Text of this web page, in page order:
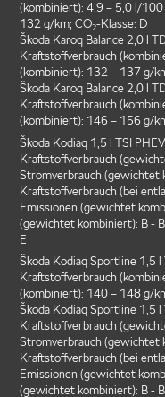
(kombiniert): 4,9 – 5,0 l/100
132 g/km; CO2-Klasse: D
Škoda Karoq Balance 2,0 l
Kraftstoffverbrauch
(kombiniert): 132 – 137 g/
Škoda Karoq Balance 2,0 l
Kraftstoffverbrauch
(kombiniert): 146 – 156 g/
Škoda Kodiaq 1,5 l TSI
Kraftstoffverbrauch
Stromverbrauch
Kraftstoffverbrauch (bei
Emissionen (gewichtet
(gewichtet kombiniert): B -
E
Škoda Kodiaq Sportline 1,5
Kraftstoffverbrauch
(kombiniert): 140 – 148 g/
Škoda Kodiaq Sportline 1,5
Kraftstoffverbrauch
Stromverbrauch
Kraftstoffverbrauch (bei
Emissionen (gewichtet
(gewichtet kombiniert): B -